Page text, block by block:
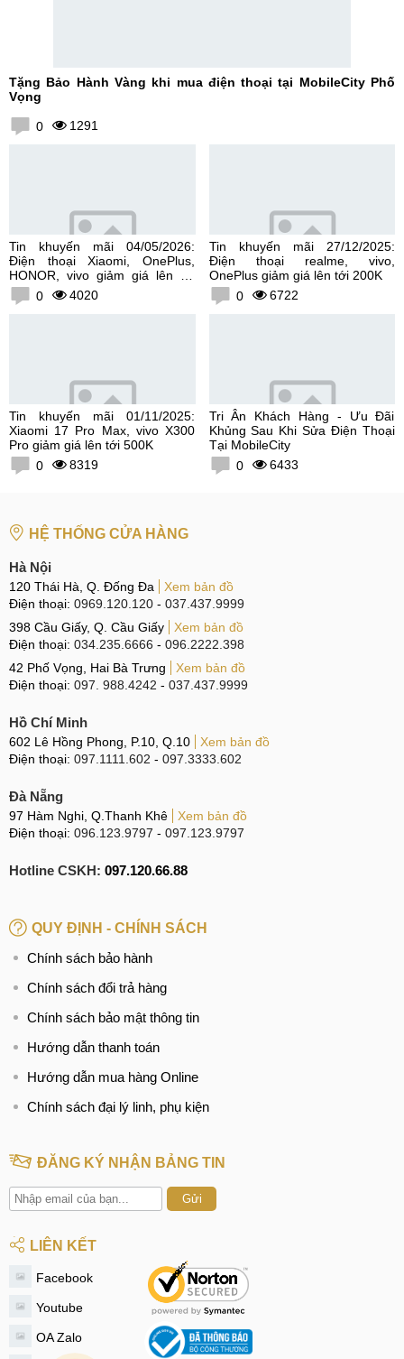
Tặng Bảo Hành Vàng khi mua điện thoại tại MobileCity Phố
Vọng
0 1291
Tin khuyến mãi 04/05/2026:
Điện thoại Xiaomi, OnePlus,
HONOR, vivo giảm giá lên tới
300K0 4020
Tin khuyến mãi 27/12/2025:
Điện thoại realme, vivo,
OnePlus giảm giá lên tới 200K
0
6722
Tin khuyến mãi 01/11/2025:
Xiaomi 17 Pro Max, vivo X300
Pro giảm giá lên tới 500K
0
8319
Tri Ân Khách Hàng - Ưu Đãi
Khủng Sau Khi Sửa Điện Thoại
Tại MobileCity
0
6433
HỆ THỐNG CỬA HÀNG
Hà Nội
120 Thái Hà, Q. Đống Đa
Xem bản đồ
Điện thoại: 0969.120.120 - 037.437.9999
398 Cầu Giấy, Q. Cầu Giấy
Xem bản đồ
Điện thoại: 034.235.6666 - 096.2222.398
42 Phố Vọng, Hai Bà Trưng
Xem bản đồ
Điện thoại: 097. 988.4242 - 037.437.9999
Hồ Chí Minh
602 Lê Hồng Phong, P.10, Q.10
Xem bản đồ
Điện thoại: 097.1111.602 - 097.3333.602
Đà Nẵng
97 Hàm Nghi, Q.Thanh Khê
Xem bản đồ
Điện thoại: 096.123.9797 - 097.123.9797
Hotline CSKH: 097.120.66.88
QUY ĐỊNH - CHÍNH SÁCH
Chính sách bảo hành
Chính sách đổi trả hàng
Chính sách bảo mật thông tin
Hướng dẫn thanh toán
Hướng dẫn mua hàng Online
Chính sách đại lý linh, phụ kiện
ĐĂNG KÝ NHẬN BẢNG TIN
Gửi
LIÊN KẾT
Facebook
Youtube
OA Zalo